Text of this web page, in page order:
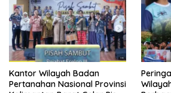
Kantor Wilayah Badan
Pertanahan Nasional Provinsi